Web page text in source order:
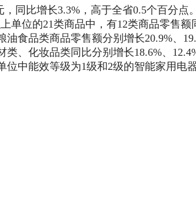
，同比增长3.3%，高于全省0.5个百分点
单位的21类商品中， 有12类商品零售额
油食品类商品零售额分别增长20.9%、
类、化妆品类同比分别增长18.6%、 12.4
位中能效等级为1级和2级的智能家用电